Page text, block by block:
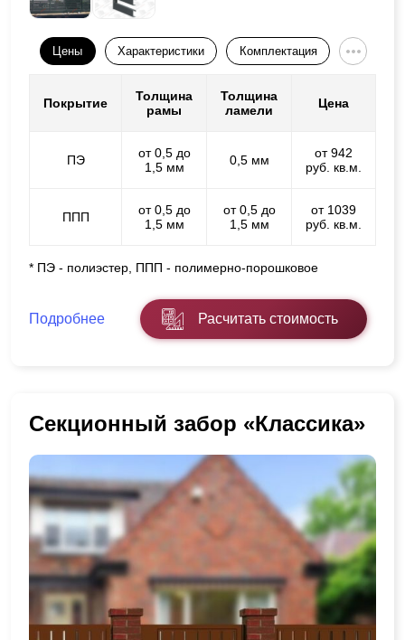
Цены Характеристики Комплектация
Покрытие
Толщина
рамы
Толщина
ламели
Цена
ПЭ
от 0,5 до
1,5 мм
0,5 мм
от 942
руб. кв.м.
ППП
от 0,5 до
1,5 мм
от 0,5 до
1,5 мм
от 1039
руб. кв.м.
* ПЭ - полиэстер, ППП - полимерно-порошковое
Подробнее Расчитать стоимость
Секционный забор «Классика»